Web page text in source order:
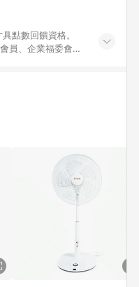
點數回饋資格。
員、企業福委會員
回饋。 5. 點數回
同一訂單中同一
以銷售網頁標示為
進行申訴，恕無法
使用條件請依點數